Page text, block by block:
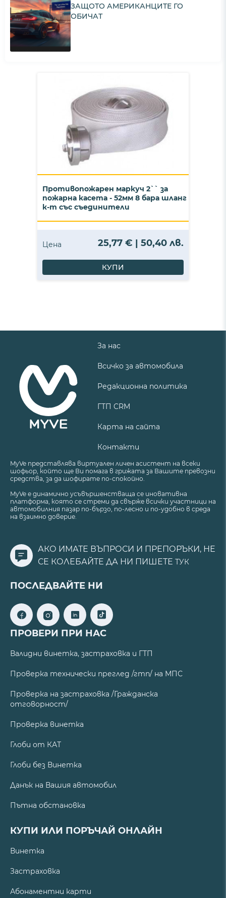
ЗАЩОТО АМЕРИКАНЦИТЕ ГО
ОБИЧАТ
Противопожарен маркуч 2`` за
пожарна касета - 52мм 8 бара шланг
к-т със съединители
Цена 25,77 € | 50,40 лв.
КУПИ
За нас
Всичко за автомобила
Редакционна политика
ГТП CRM
Карта на сайта
Контакти
MyVe представлява виртуален личен асистент на всеки
шофьор, който ще Ви помага в грижата за Вашите превозни
средства, за да шофирате по-спокойно.
MyVe е динамично усъвършенстваща се иновативна
платформа, която се стреми да свърже всички участници на
автомобилния пазар по-бързо, по-лесно и по-удобно в среда
на взаимно доверие.
АКО ИМАТЕ ВЪПРОСИ И ПРЕПОРЪКИ, НЕ
СЕ КОЛЕБАЙТЕ ДА НИ ПИШЕТЕ ТУК
ПОСЛЕДВАЙТЕ НИ
ПРОВЕРИ ПРИ НАС
Валидни винетка, застраховка и ГТП
Проверка технически преглед /гтп/ на МПС
Проверка на застраховка /Гражданска
отговорност/
Проверка винетка
Глоби от КАТ
Глоби без Винетка
Данък на Вашия автомобил
Пътна обстановка
КУПИ ИЛИ ПОРЪЧАЙ ОНЛАЙН
Винетка
Застраховка
Абонаментни карти